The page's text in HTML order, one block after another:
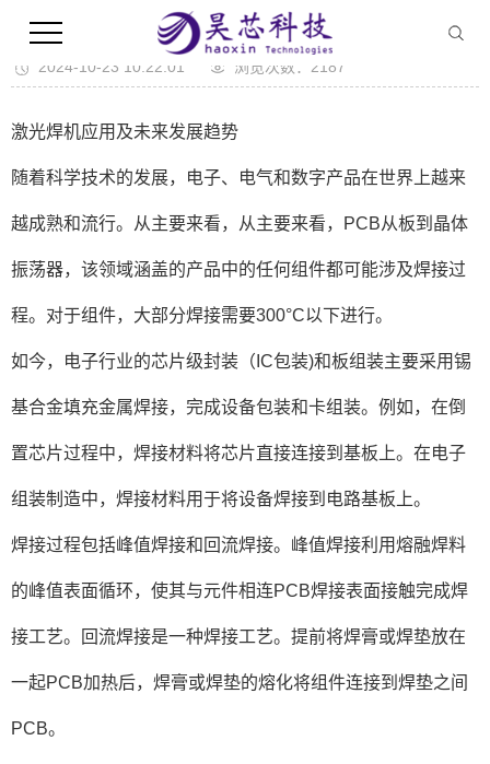
激光焊机应用及未来发展趋势
2024-10-23 10:22:01 浏览次数：2187
激光焊机应用及未来发展趋势
随着科学技术的发展，电子、电气和数字产品在世界上越来
越成熟和流行。从主要来看，从主要来看，PCB从板到晶体
振荡器，该领域涵盖的产品中的任何组件都可能涉及焊接过
程。对于组件，大部分焊接需要300°C以下进行。
如今，电子行业的芯片级封装（IC包装)和板组装主要采用锡
基合金填充金属焊接，完成设备包装和卡组装。例如，在倒
置芯片过程中，焊接材料将芯片直接连接到基板上。在电子
组装制造中，焊接材料用于将设备焊接到电路基板上。
焊接过程包括峰值焊接和回流焊接。峰值焊接利用熔融焊料
的峰值表面循环，使其与元件相连PCB焊接表面接触完成焊
接工艺。回流焊接是一种焊接工艺。提前将焊膏或焊垫放在
一起PCB加热后，焊膏或焊垫的熔化将组件连接到焊垫之间
PCB。